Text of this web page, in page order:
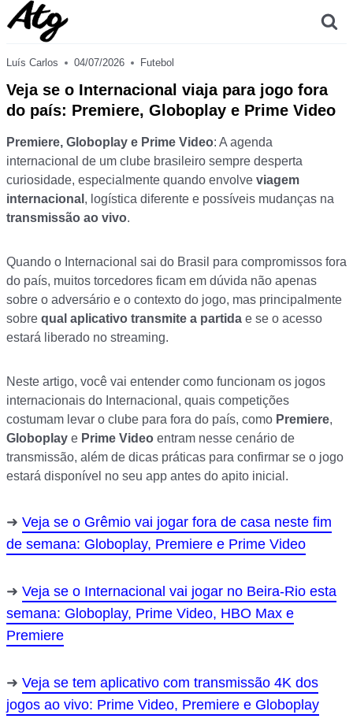
Skip
to
Luís Carlos 04/07/2026 Futebol
Veja se o Internacional viaja para jogo fora
do país: Premiere, Globoplay e Prime Video
Premiere, Globoplay e Prime Video: A agenda
internacional de um clube brasileiro sempre desperta
curiosidade, especialmente quando envolve viagem
internacional , logística diferente e possíveis mudanças na
transmissão ao vivo.
Quando o Internacional sai do Brasil para compromissos fora
do país, muitos torcedores ficam em dúvida não apenas
sobre o adversário e o contexto do jogo, mas principalmente
sobre qual aplicativo transmite a partida e se o acesso
estará liberado no streaming.
Neste artigo, você vai entender como funcionam os jogos
internacionais do Internacional, quais competições
costumam levar o clube para fora do país, como Premiere,
Globoplay e Prime Video entram nesse cenário de
transmissão, além de dicas práticas para confirmar se o jogo
estará disponível no seu app antes do apito inicial.
Veja se o Grêmio vai jogar fora de casa neste fim
de semana: Globoplay, Premiere e Prime Video
Veja se o Internacional vai jogar no Beira-Rio esta
semana: Globoplay, Prime Video, HBO Max e
Premiere
Veja se tem aplicativo com transmissão 4K dos
jogos ao vivo: Prime Video, Premiere e Globoplay